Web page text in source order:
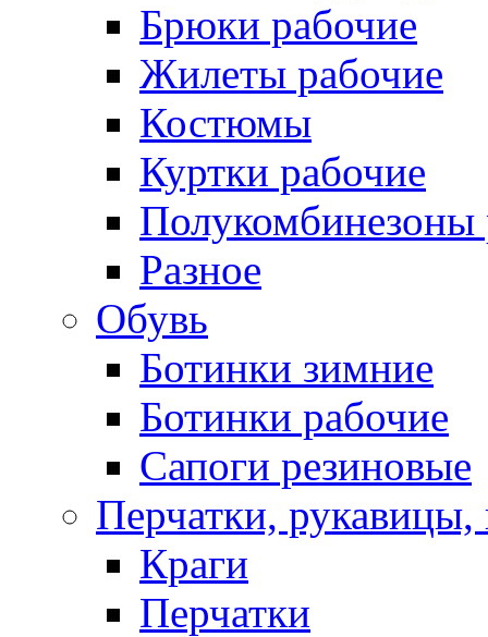
Брюки рабочие
Жилеты рабочие
Костюмы
Куртки рабочие
Полукомбинезоны
Разное
Обувь
Ботинки зимние
Ботинки рабочие
Сапоги резиновые
Перчатки, рукавицы,
Краги
Перчатки